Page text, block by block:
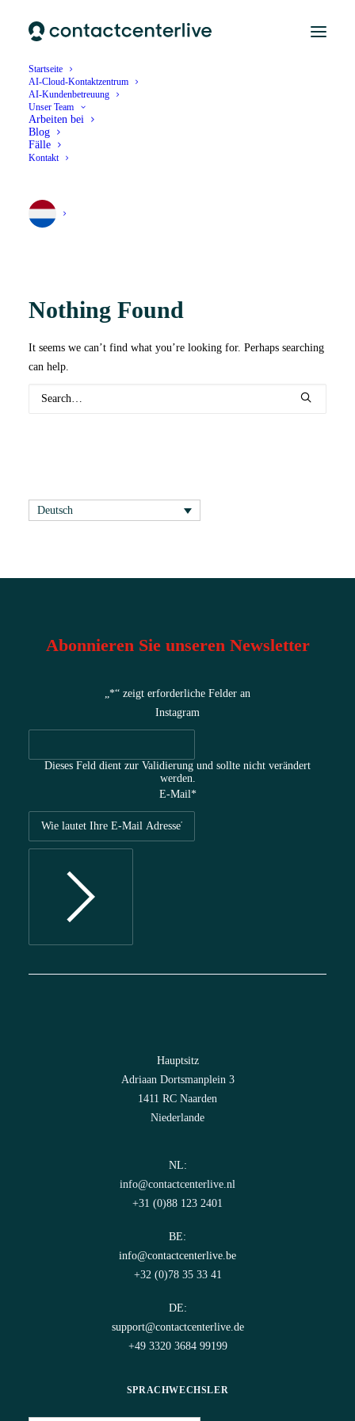
Startseite
AI-Cloud-Kontaktzentrum
AI-Kundenbetreuung
Unser Team
Arbeiten bei
Blog
Fälle
Kontakt
Nothing Found
It seems we can’t find what you’re looking for. Perhaps searching
can help.
Deutsch
Abonnieren Sie unseren Newsletter
„*“ zeigt erforderliche Felder an
Instagram
Dieses Feld dient zur Validierung und sollte nicht verändert
werden.
E-Mail*
Hauptsitz
Adriaan Dortsmanplein 3
1411 RC Naarden
Niederlande
NL:
info@contactcenterlive.nl
+31 (0)88 123 2401
BE:
info@contactcenterlive.be
+32 (0)78 35 33 41
DE:
support@contactcenterlive.de
+49 3320 3684 99199
SPRACHWECHSLER